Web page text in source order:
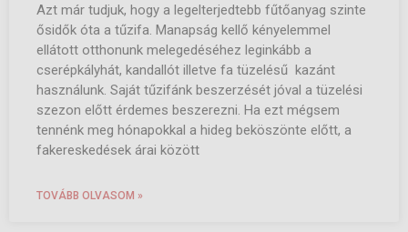
Azt már tudjuk, hogy a legelterjedtebb fűtőanyag szinte
ősidők óta a tűzifa. Manapság kellő kényelemmel
ellátott otthonunk melegedéséhez leginkább a
cserépkályhát, kandallót illetve fa tüzelésű kazánt
használunk. Saját tűzifánk beszerzését jóval a tüzelési
szezon előtt érdemes beszerezni. Ha ezt mégsem
tennénk meg hónapokkal a hideg beköszönte előtt, a
fakereskedések árai között
TOVÁBB OLVASOM »